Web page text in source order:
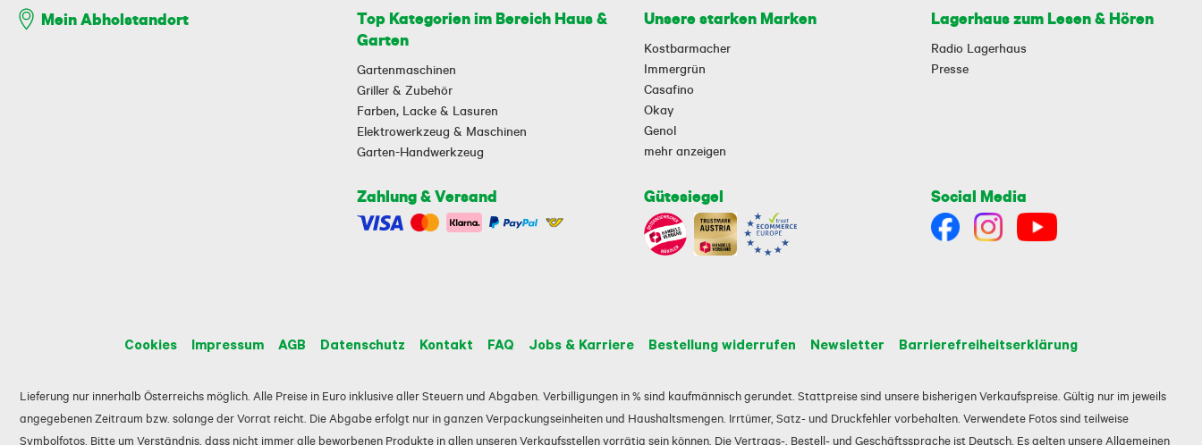
Mein Abholstandort
Top Kategorien im Bereich Haus &
Garten
Gartenmaschinen
Griller & Zubehör
Farben, Lacke & Lasuren
Elektrowerkzeug & Maschinen
Garten-Handwerkzeug
Unsere starken Marken
Kostbarmacher
Immergrün
Casafino
Okay
Genol
mehr anzeigen
Lagerhaus zum Lesen & Hören
Radio Lagerhaus
Presse
Zahlung & Versand Gütesiegel Social Media
Cookies Impressum AGB Datenschutz Kontakt FAQ Jobs & Karriere Bestellung widerrufen Newsletter Barrierefreiheitserklärung
Lieferung nur innerhalb Österreichs möglich. Alle Preise in Euro inklusive aller Steuern und Abgaben. Verbilligungen in % sind kaufmännisch gerundet. Stattpreise sind unsere bisherigen Verkaufspreise. Gültig nur im jeweils
angegebenen Zeitraum bzw. solange der Vorrat reicht. Die Abgabe erfolgt nur in ganzen Verpackungseinheiten und Haushaltsmengen. Irrtümer, Satz- und Druckfehler vorbehalten. Verwendete Fotos sind teilweise
Symbolfotos. Bitte um Verständnis, dass nicht immer alle beworbenen Produkte in allen unseren Verkaufsstellen vorrätig sein können. Die Vertrags-, Bestell- und Geschäftssprache ist Deutsch. Es gelten unsere Allgemeinen